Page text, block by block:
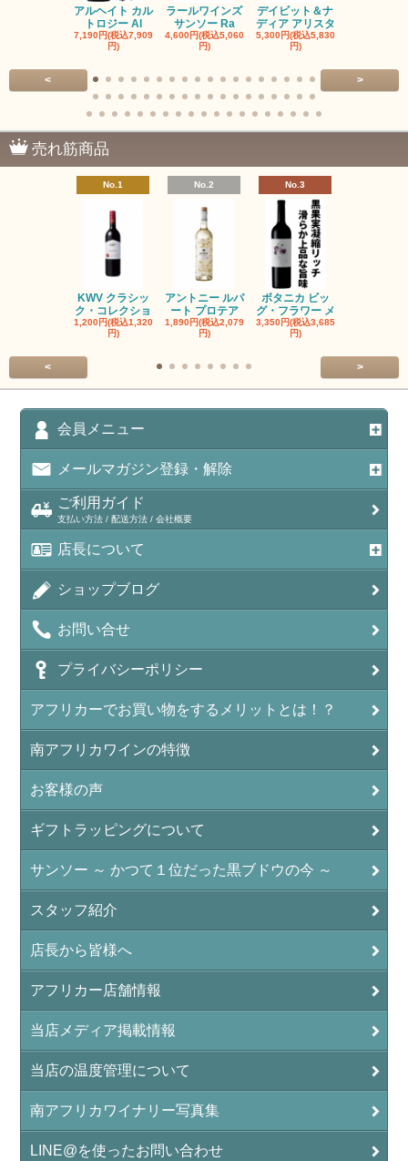
アルヘイト カル
トロジー Al
7,190円(税込7,909
円)
ラールワインズ
サンソー Ra
4,600円(税込5,060
円)
デイビット＆ナ
ディア アリスタ
5,300円(税込5,830
円)
< >
売れ筋商品
No.1
KWV クラシッ
ク・コレクショ
1,200円(税込1,320
円)
No.2
アントニー ルパ
ート プロテア
1,890円(税込2,079
円)
No.3
ボタニカ ビッ
グ・フラワー メ
3,350円(税込3,685
円)
< >
会員メニュー
メールマガジン登録・解除
ご利用ガイド
支払い方法 / 配送方法 / 会社概要
店長について
ショップブログ
お問い合せ
プライバシーポリシー
アフリカーでお買い物をするメリットとは！？
南アフリカワインの特徴
お客様の声
ギフトラッピングについて
サンソー ～ かつて１位だった黒ブドウの今 ～
スタッフ紹介
店長から皆様へ
アフリカー店舗情報
当店メディア掲載情報
当店の温度管理について
南アフリカワイナリー写真集
LINE@を使ったお問い合わせ